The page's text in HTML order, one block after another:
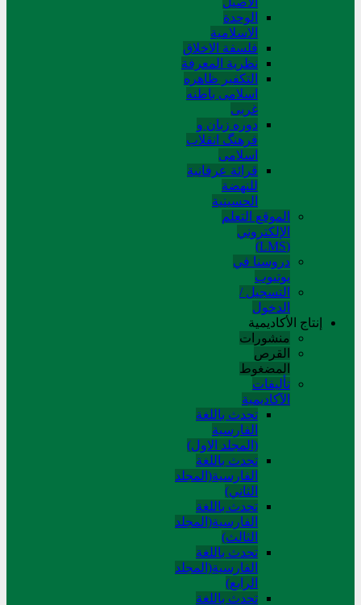
الوحدة
الاسلامیة
فلسفة الاخلاق
نظریة المعرفة
التکفیر ظاهره
اسلامی باطنه
غربی
دوره زبان و
فرهنگ انقلاب
اسلامی
قرائة عرفانیة
للنهضة
الحسینیة
الموقع التعلم
الإلکتروني
(LMS)
دروسنا في
يوتيوب
التسجيل /
الدخول
إنتاج الأكاديمية
منشورات
القرص
المضغوط
تألیفات
الآکادیمیة
تحدث باللغة
الفارسية
(المجلد الاول)
تحدث باللغة
الفارسية(المجلد
الثاني)
تحدث باللغة
الفارسية(المجلد
الثالث)
تحدث باللغة
الفارسية(المجلد
الرابع)
تحدث باللغة